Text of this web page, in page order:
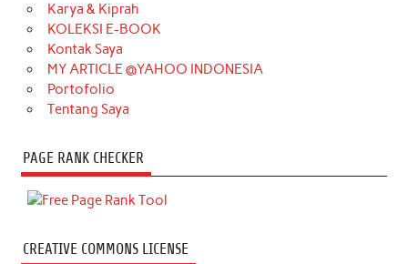
Karya & Kiprah
KOLEKSI E-BOOK
Kontak Saya
MY ARTICLE @YAHOO INDONESIA
Portofolio
Tentang Saya
PAGE RANK CHECKER
CREATIVE COMMONS LICENSE